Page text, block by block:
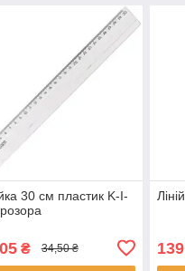
30 см пластик K-I-
₴ 34,50 ₴